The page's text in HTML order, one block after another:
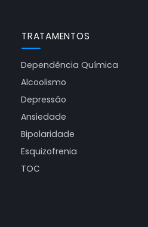
TRATAMENTOS
Dependência Química
Alcoolismo
Depressão
Ansiedade
Bipolaridade
Esquizofrenia
TOC